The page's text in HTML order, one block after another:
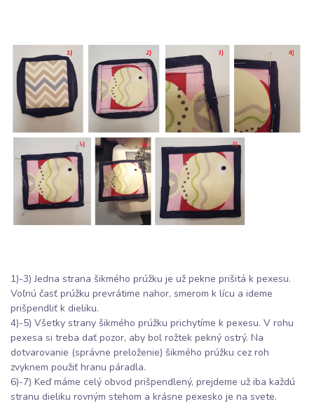
1)-3) Jedna strana šikmého prúžku je už pekne prišitá k pexesu.
Voľnú časť prúžku prevrátime nahor, smerom k lícu a ideme
prišpendliť k dieliku.
4)-5) Všetky strany šikmého prúžku prichytíme k pexesu. V rohu
pexesa si treba dať pozor, aby bol rožtek pekný ostrý. Na
dotvarovanie (správne preloženie) šikmého prúžku cez roh
zvyknem použiť hranu páradla.
6)-7) Keď máme celý obvod prišpendlený, prejdeme už iba každú
stranu dieliku rovným stehom a krásne pexesko je na svete.